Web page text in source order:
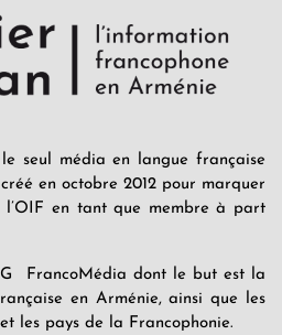
seul média en langue française
en octobre 2012 pour marquer
l’OIF en tant que membre à part
FrancoMédia dont le but est la
en Arménie, ainsi que les
les pays de la Francophonie.